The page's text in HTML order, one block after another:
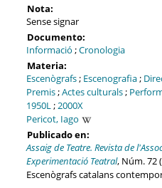
Nota:
Sense signar
Documento:
Informació ;Cronologia
Materia:
Escenògrafs; Escenografia;
Premis;Actes culturals;
1950L;2000X
Pericot, Iago
Publicado en:
Assaig de Teatre. Revista de
Experimentació Teatral, Núm. 72
Escenògrafs catalans